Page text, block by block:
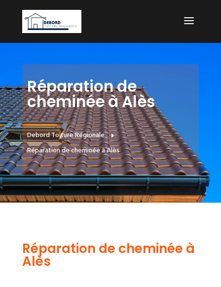
Réparation de
cheminée à Alès
Debord Toiture Régionale E
Réparation de cheminée à Alès
Réparation de cheminée à
Alès